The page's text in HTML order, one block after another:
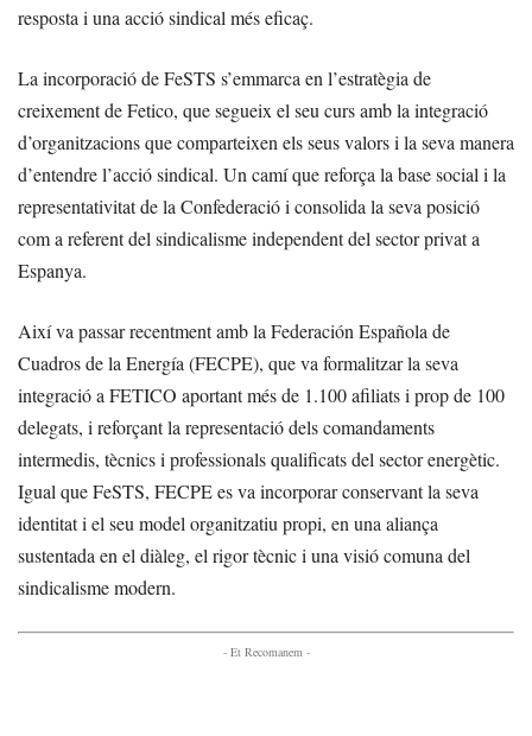
resposta i una acció sindical més eficaç.
La incorporació de FeSTS s’emmarca en l’estratègia de
creixement de Fetico, que segueix el seu curs amb la integració
d’organitzacions que comparteixen els seus valors i la seva manera
d’entendre l’acció sindical. Un camí que reforça la base social i la
representativitat de la Confederació i consolida la seva posició
com a referent del sindicalisme independent del sector privat a
Espanya.
Així va passar recentment amb la Federación Española de
Cuadros de la Energía (FECPE), que va formalitzar la seva
integració a FETICO aportant més de 1.100 afiliats i prop de 100
delegats, i reforçant la representació dels comandaments
intermedis, tècnics i professionals qualificats del sector energètic.
Igual que FeSTS, FECPE es va incorporar conservant la seva
identitat i el seu model organitzatiu propi, en una aliança
sustentada en el diàleg, el rigor tècnic i una visió comuna del
sindicalisme modern.
- Et Recomanem -